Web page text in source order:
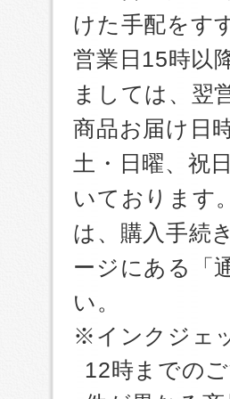
けた手配をす
営業日15時以
ましては、翌
商品お届け日
土・日曜、祝
いております
は、購入手続
ージにある「
い。
※インクジェ
12時までの